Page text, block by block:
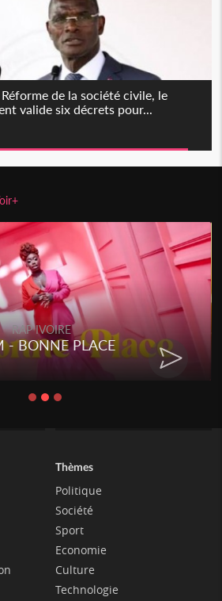
de la société civile, le
valide six décrets pour...
RAP IVOIRE
- BONNE PLACE
Thèmes
Politique
Société
Sport
Economie
Culture
Technologie